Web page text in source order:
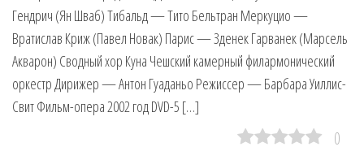
Гендрич (Ян Шваб) Тибальд — Тито Бельтран Меркуцио —
Вратислав Криж (Павел Новак) Парис — Зденек Гарванек (Марсель
Акварон) Сводный хор Куна Чешский камерный филармонический
оркестр Дирижер — Антон Гуаданьо Режиссер — Барбара Уиллис-
Свит Фильм-опера 2002 год DVD-5 […]
0